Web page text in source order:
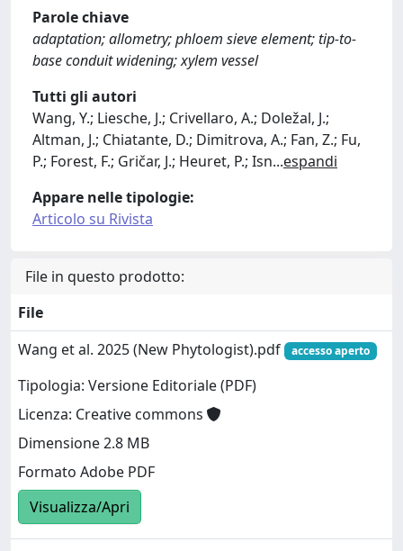
Parole chiave
adaptation; allometry; phloem sieve element; tip‐to‐
base conduit widening; xylem vessel
Tutti gli autori
Wang, Y.; Liesche, J.; Crivellaro, A.; Doležal, J.;
Altman, J.; Chiatante, D.; Dimitrova, A.; Fan, Z.; Fu,
P.; Forest, F.; Gričar, J.; Heuret, P.; Isn...espandi
Appare nelle tipologie:
Articolo su Rivista
File in questo prodotto:
File
Wang et al. 2025 (New Phytologist).pdf
accesso aperto
Tipologia: Versione Editoriale (PDF)
Licenza: Creative commons
Dimensione 2.8 MB
Formato Adobe PDF
Visualizza/Apri